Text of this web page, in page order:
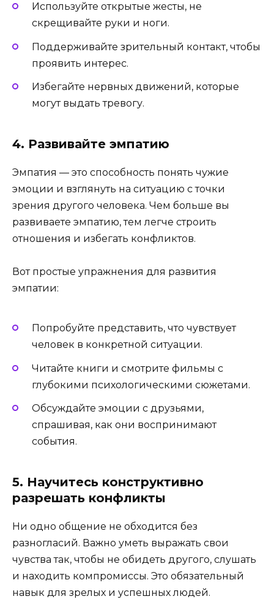
Используйте открытые жесты, не
скрещивайте руки и ноги.
Поддерживайте зрительный контакт, чтобы
проявить интерес.
Избегайте нервных движений, которые
могут выдать тревогу.
4. Развивайте эмпатию
Эмпатия — это способность понять чужие
эмоции и взглянуть на ситуацию с точки
зрения другого человека. Чем больше вы
развиваете эмпатию, тем легче строить
отношения и избегать конфликтов.
Вот простые упражнения для развития
эмпатии:
Попробуйте представить, что чувствует
человек в конкретной ситуации.
Читайте книги и смотрите фильмы с
глубокими психологическими сюжетами.
Обсуждайте эмоции с друзьями,
спрашивая, как они воспринимают
события.
5. Научитесь конструктивно
разрешать конфликты
Ни одно общение не обходится без
разногласий. Важно уметь выражать свои
чувства так, чтобы не обидеть другого, слушать
и находить компромиссы. Это обязательный
навык для зрелых и успешных людей.